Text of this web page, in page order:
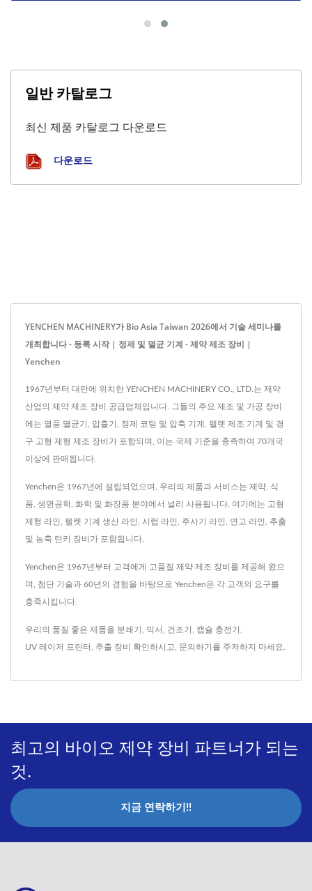
일반 카탈로그
최신 제품 카탈로그 다운로드
다운로드
YENCHEN MACHINERY가 Bio Asia Taiwan 2026에서 기술 세미나를
개최합니다 - 등록 시작 | 정제 및 멸균 기계 - 제약 제조 장비 |
Yenchen
1967년부터 대만에 위치한 YENCHEN MACHINERY CO., LTD.는 제약
산업의 제약 제조 장비 공급업체입니다. 그들의 주요 제조 및 가공 장비
에는 열풍 멸균기, 압출기, 정제 코팅 및 압축 기계, 펠렛 제조 기계 및 경
구 고형 제형 제조 장비가 포함되며, 이는 국제 기준을 충족하여 70개국
이상에 판매됩니다.
Yenchen은 1967년에 설립되었으며, 우리의 제품과 서비스는 제약, 식
품, 생명공학, 화학 및 화장품 분야에서 널리 사용됩니다. 여기에는 고형
제형 라인, 펠렛 기계 생산 라인, 시럽 라인, 주사기 라인, 연고 라인, 추출
및 농축 턴키 장비가 포함됩니다.
Yenchen은 1967년부터 고객에게 고품질 제약 제조 장비를 제공해 왔으
며, 첨단 기술과 60년의 경험을 바탕으로 Yenchen은 각 고객의 요구를
충족시킵니다.
우리의 품질 좋은 제품을 분쇄기 믹서 건조기 캡슐 충전기
UV 레이저 프린터 추출 장비 확인하시고, 문의하기 를 주저하지 마세요.
최고의 바이오 제약 장비 파트너가 되는
것.
지금 연락하기!!